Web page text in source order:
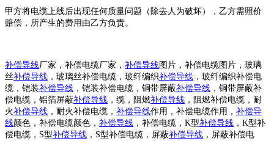
甲方将电缆上线后出现任何质量问题（除去人为破坏），乙方需照价
赔偿，所产生的费用由乙方负责。
补偿导线厂家，补偿电缆厂家， 补偿导线图片，补偿电缆图片，玻璃
丝补偿导线 ，玻璃丝补偿电缆，玻纤编织补偿导线 ，玻纤编织补偿电
缆，铠装补偿导线 ，铠装补偿电缆，铜带屏蔽补偿导线 ，铜带屏蔽补
偿电缆，铝箔屏蔽补偿导线 ，缆，阻燃补偿导线 ，阻燃补偿电缆，耐
火补偿导线 ，耐火补偿电缆， 补偿导线作用，补偿电缆作用， 补偿导
线颜色 ，补偿电缆颜色 ， 补偿导线 ，补偿电缆， K型补偿导线 ，K型补
偿电缆，S型补偿导线 ，S型补偿电缆，屏蔽补偿导线 ，屏蔽补偿电